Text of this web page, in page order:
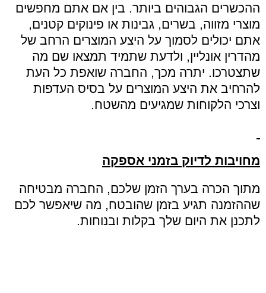
ההכשרים הגבוהים ביותר. בין אם אתם מחפשים
מוצרי מזווה, בשרים, גבינות או פינוקים קטנים,
אתם יכולים לסמוך על היצע המוצרים הרחב של
מהדרין אונליין, ולדעת שתמיד תמצאו שם מה
שתצטרכו. יתרה מכך, החברה שואפת כל העת
להרחיב את היצע המוצרים על בסיס העדפות
וצרכי הלקוחות שמגיעים מהשטח.
מחויבות לדיוק בזמני אספקה
מתוך הכרה בערך הזמן שלכם, החברה מבטיחה
שההזמנה תגיע בזמן שהובטח, מה שיאפשר לכם
לתכנן את היום שלך בקלות ובנוחות.